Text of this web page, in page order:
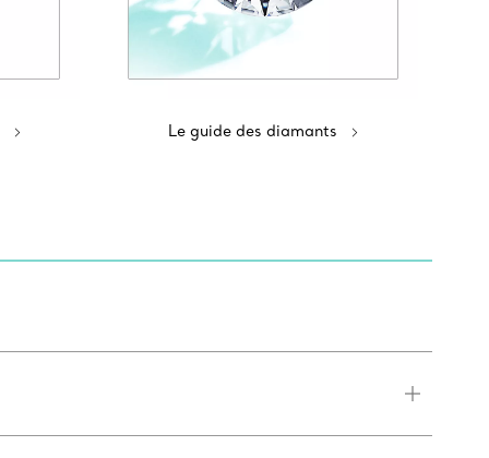
Le guide des diamants